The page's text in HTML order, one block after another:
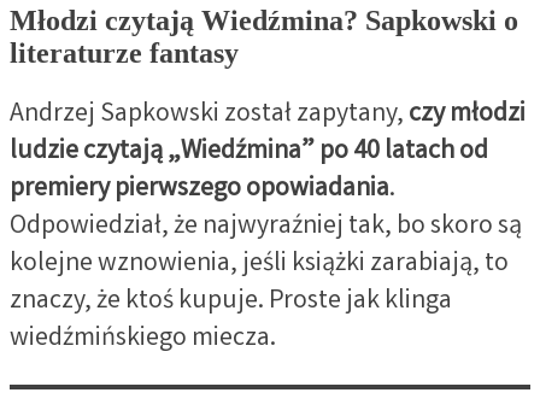
Młodzi czytają Wiedźmina? Sapkowski o
literaturze fantasy
Andrzej Sapkowski został zapytany,czy młodzi
ludzie czytają „Wiedźmina” po 40 latach od
premiery pierwszego opowiadania.
Odpowiedział, że najwyraźniej tak, bo skoro są
kolejne wznowienia, jeśli książki zarabiają, to
znaczy, że ktoś kupuje. Proste jak klinga
wiedźmińskiego miecza.